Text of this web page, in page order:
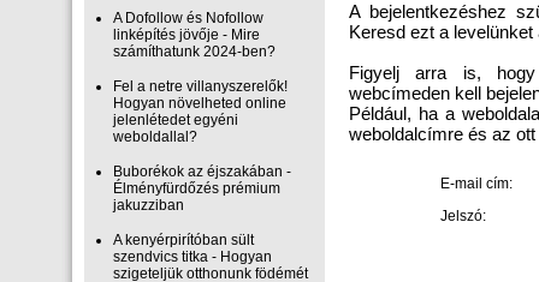
A Dofollow és Nofollow
linképítés jövője - Mire
számíthatunk 2024-ben?
Fel a netre villanyszerelők!
Hogyan növelheted online
jelenlétedet egyéni
weboldallal?
Buborékok az éjszakában -
Élményfürdőzés prémium
jakuzziban
A kenyérpirítóban sült
szendvics titka - Hogyan
szigeteljük otthonunk födémét
A bejelentkezéshez
Keresd ezt a
Figyelj arra is,
webcímeden kell
Például, ha a
weboldalcímre és az
E-mail cím:
Jelszó: